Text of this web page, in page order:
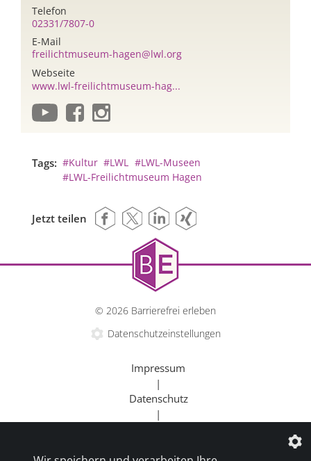
Telefon
02331/7807-0
E-Mail
freilichtmuseum-hagen@lwl.org
Webseite
www.lwl-freilichtmuseum-hag...
Tags: #Kultur #LWL
#LWL-Museen
#LWL-Freilichtmuseum Hagen
Jetzt teilen
© 2026 Barrierefrei erleben
Datenschutzeinstellungen
Impressum
|
Datenschutz
|